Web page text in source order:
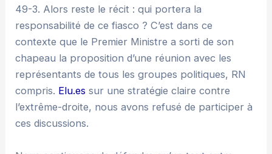
49-3. Alors reste le récit : qui portera la
responsabilité de ce fiasco ? C’est dans ce
contexte que le Premier Ministre a sorti de son
chapeau la proposition d’une réunion avec les
représentants de tous les groupes politiques, RN
compris. Elu.es sur une stratégie claire contre
l’extrême-droite, nous avons refusé de participer à
ces discussions.